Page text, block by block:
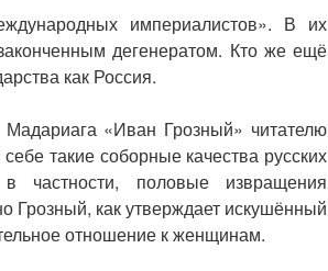
империалистов». В их
дегенератом. Кто же ещё
как Россия.
«Иван Грозный» читателю
такие соборные качества русских
частности, половые извращения
Грозный, как утверждает искушённый
отношение к женщинам.